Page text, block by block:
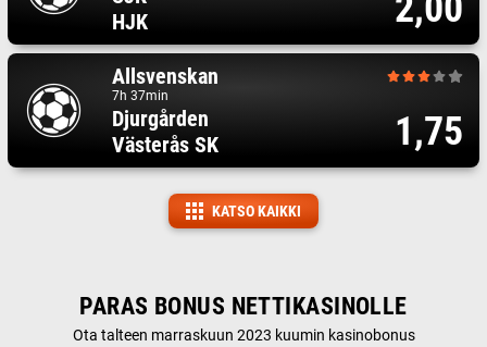
HJK
Allsvenskan
7h 37min
Djurgården
Västerås SK
1,75
KATSO KAIKKI
PARAS BONUS NETTIKASINOLLE
Ota talteen marraskuun 2023 kuumin kasinobonus